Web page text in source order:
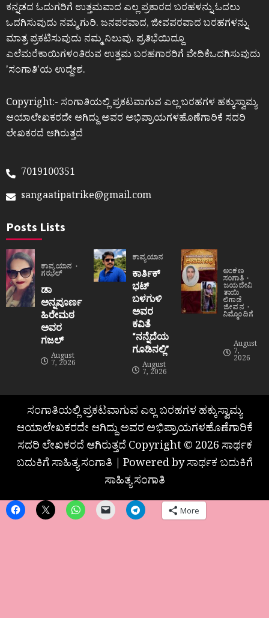
ಕನ್ನಡದ ಓದುಗರಿಗೆ ಉತ್ತಮವಾದ ಎಲ್ಲ ಪ್ರಕಾರದ ಬರಹಳನ್ನು ಓದಲು
ಒದಗಿಸುವುದು ನಮ್ಮ ಗುರಿ. ಜನಪರವಾದ, ಜೀವಪರವಾದ ಬರಹಗಳನ್ನು
ಮಾತ್ರ ಪ್ರಕಟಿಸುವುದು ನಮ್ಮ ನಿಲುವು. ಪ್ರತಿಭೆಯಿದ್ದೂ
ಎಲೆಮರೆಕಾಯಿಗಳಂತಿರುವ ಉತ್ತಮ ಬರಹಗಾರರಿಗೆ ವೇದಿಕೆಒದಗಿಸುವುದು
ʼಸಂಗಾತಿʼಯ ಉದ್ದೇಶ.
Copyright:- ಸಂಗಾತಿಯಲ್ಲಿ ಪ್ರಕಟವಾಗುವ ಎಲ್ಲ ಬರಹಗಳ ಹಕ್ಕುಸ್ವಾಮ್ಯ
ಆಯಾಲೇಖಕರದೇ ಆಗಿದ್ದು ಅವರ ಅಭಿಪ್ರಾಯಗಳಹೊಣೆಗಾರಿಕೆ ಸದರಿ
ಲೇಖಕರದೆ ಆಗಿರುತ್ತದೆ
7019100351
sangaatipatrike@gmail.com
Posts Lists
ಕಾವ್ಯಯಾನ
ಗಝಲ್
ಡಾ
ಅನ್ನಪೂರ್ಣ
ಹಿರೇಮಠ
ಅವರ
ಗಜಲ್
August
7, 2026
ಕಾವ್ಯಯಾನ
ಕಾರ್ತಿಕ್
ಭಟ್
ಬಳಗುಳಿ
ಅವರ
ಕವಿತೆ
“ನನ್ನೆದೆಯ
ಗೂಡಿನಲ್ಲಿ”
August
7, 2026
ಅಂಕಣ
ಸಂಗಾತಿ
ಜಯದೇವಿ
ತಾಯಿ
ಲಿಗಾಡೆ
ಜೀವನ
ನಿಮ್ಮೊಂದಿಗೆ
August
7,
2026
ಸಂಗಾತಿಯಲ್ಲಿ ಪ್ರಕಟವಾಗುವ ಎಲ್ಲ ಬರಹಗಳ ಹಕ್ಕುಸ್ವಾಮ್ಯ
ಆಯಾಲೇಖಕರದೇ ಆಗಿದ್ದು ಅವರ ಅಭಿಪ್ರಾಯಗಳಹೊಣೆಗಾರಿಕೆ
ಸದರಿ ಲೇಖಕರದೆ ಆಗಿರುತ್ತದೆ Copyright © 2026 ಸಾರ್ಥಕ
ಬದುಕಿಗೆ ಸಾಹಿತ್ಯ ಸಂಗಾತಿ | Powered by ಸಾರ್ಥಕ ಬದುಕಿಗೆ
ಸಾಹಿತ್ಯ ಸಂಗಾತಿ
More